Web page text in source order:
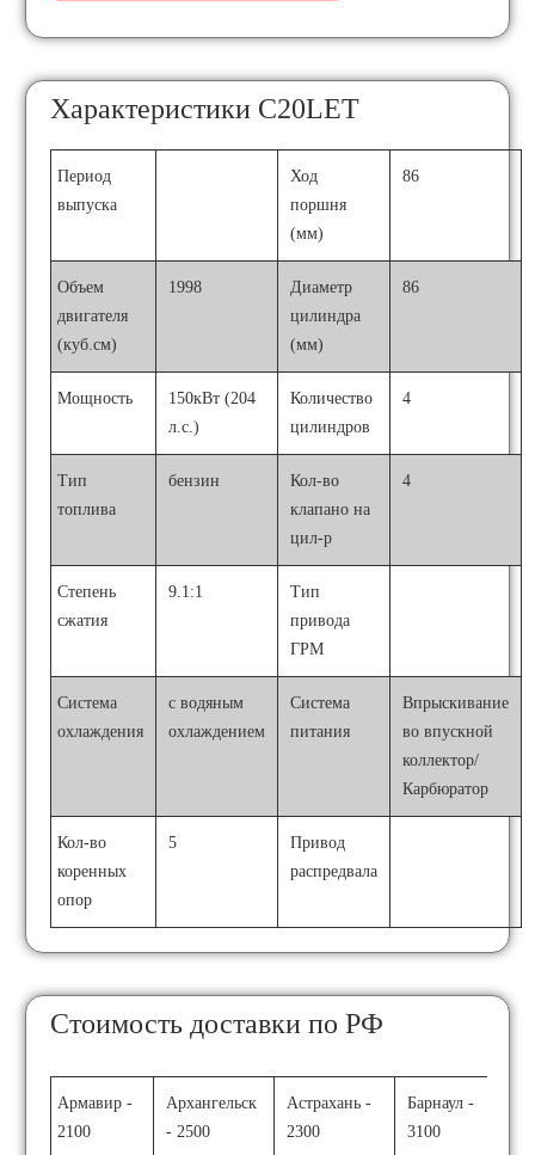
Характеристики C20LET
Период
выпуска
Ход
поршня
(мм)
86
Объем
двигателя
(куб.см)
1998
Диаметр
цилиндра
(мм)
86
Мощность
150кВт (204
л.с.)
Количество
цилиндров
4
Тип
топлива
бензин
Кол-во
клапано на
цил-р
4
Степень
сжатия
9.1:1
Тип
привода
ГРМ
Система
охлаждения
с водяным
охлаждением
Система
питания
Впрыскивание
во впускной
коллектор/
Карбюратор
Кол-во
коренных
опор
5
Привод
распредвала
Стоимость доставки по РФ
Армавир -
2100
Архангельск
- 2500
Астрахань -
2300
Барнаул -
3100